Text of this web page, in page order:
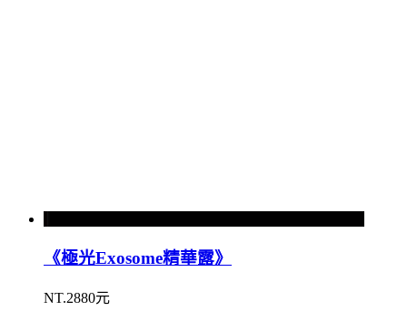
《極光Exosome精華露》
NT.2880元